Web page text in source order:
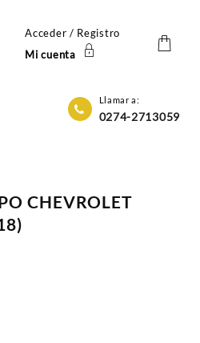
Acceder / Registro
Mi cuenta
Llamar a:
0274-2713059
CHEVROLET